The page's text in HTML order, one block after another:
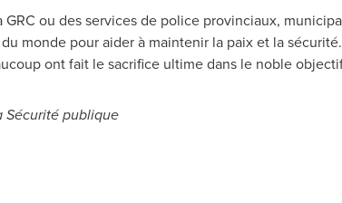
ou des services de police provinciaux,
monde pour aider à maintenir la paix et la
ont fait le sacrifice ultime dans le noble
Sécurité publique